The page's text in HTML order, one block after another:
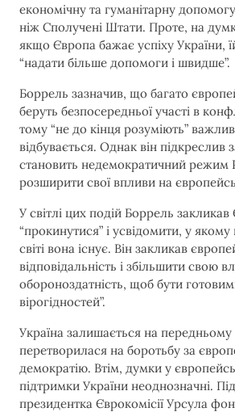
економічну та гуманітарну
ніж Сполучені Штати. Проте, на
якщо Європа бажає успіху України,
“надати більше допомоги і швидше”.
Боррель зазначив, що багато
беруть безпосередньої участі в
тому “не до кінця розуміють”
відбувається. Однак він підкреслив
становить недемократичний режим
розширити свої впливи на
У світлі цих подій Боррель
“прокинутися” і усвідомити, у
світі вона існує. Він закликав
відповідальність і збільшити свою
обороноздатність, щоб бути
вірогідностей”.
Україна залишається на передньому
перетворилася на боротьбу за
демократію. Втім, думки у
підтримки України неоднозначні.
президентка Єврокомісії Урсула